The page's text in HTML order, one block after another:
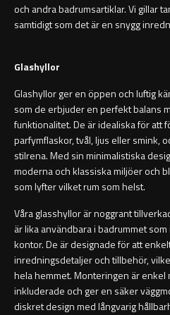
Underlimmat handfat
Tvättställsblandare
Bottenventiler
Toalettstolar
Golvstående toalettstol
Vägghängd toalettstol
Orlando
Richmond
Signature
Stockholm
och andra badrumsartiklar. Vi gillar
samtidigt som det är en snygg
Glashyllor
Glashyllor ger en öppen och luftig
som de erbjuder en perfekt balans
funktionalitet. De är idealiska för att
parfymflaskor, tvål, ljus eller smink,
stilrena. Med sin minimalistiska
moderna och klassiska miljöer och
som lyfter vilket rum som helst.
Våra glasshyllor är noggrant
är lika användbara i badrummet
kontor. De är designade för att
inredningsdetaljer och tillbehör,
hela hemmet. Monteringen är enkel
inkluderade och ger en säker
diskret design med långvarig